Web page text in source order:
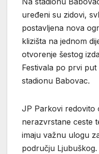
uređeni su zidovi,
postavljena nova
klizišta na jednom
otvorenje šestog
Festivala po prvi
stadionu Babovac.
JP Parkovi redovito
nerazvrstane ceste
imaju važnu ulogu
području